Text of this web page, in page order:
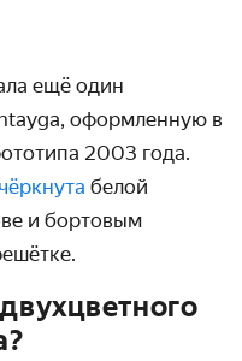
ещё один
оформленную в
2003 года.
белой
и бортовым